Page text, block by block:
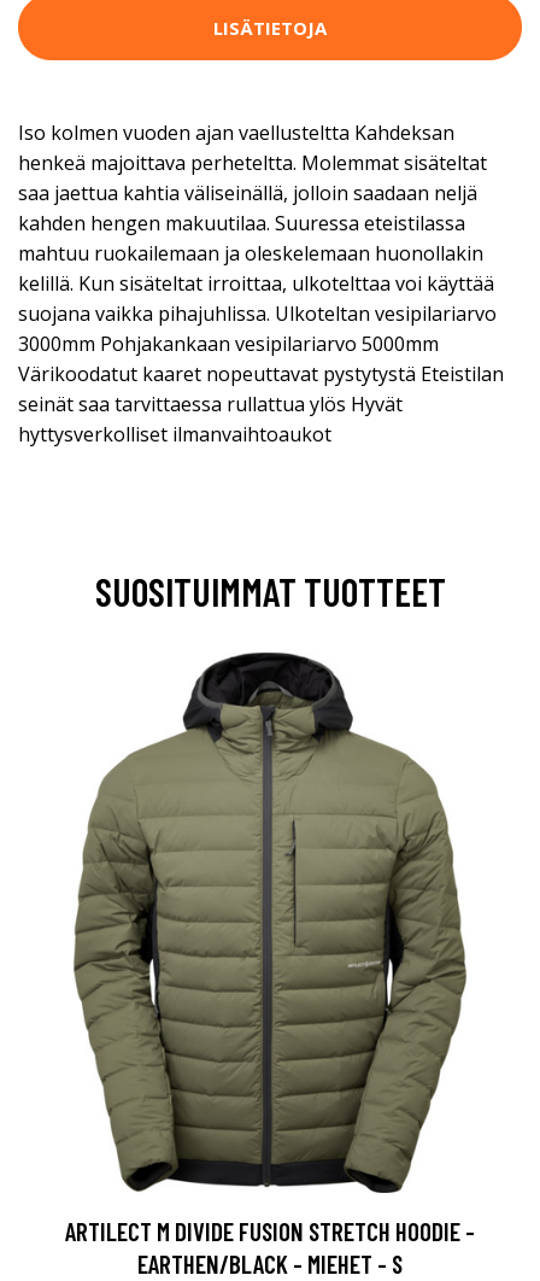
LISÄTIETOJA
Iso kolmen vuoden ajan vaellusteltta Kahdeksan
henkeä majoittava perheteltta. Molemmat sisäteltat
saa jaettua kahtia väliseinällä, jolloin saadaan neljä
kahden hengen makuutilaa. Suuressa eteistilassa
mahtuu ruokailemaan ja oleskelemaan huonollakin
kelillä. Kun sisäteltat irroittaa, ulkotelttaa voi käyttää
suojana vaikka pihajuhlissa. Ulkoteltan vesipilariarvo
3000mm Pohjakankaan vesipilariarvo 5000mm
Värikoodatut kaaret nopeuttavat pystytystä Eteistilan
seinät saa tarvittaessa rullattua ylös Hyvät
hyttysverkolliset ilmanvaihtoaukot
SUOSITUIMMAT TUOTTEET
ARTILECT M DIVIDE FUSION STRETCH HOODIE -
EARTHEN/BLACK - MIEHET - S